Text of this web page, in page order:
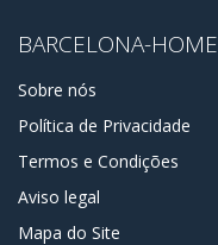
BARCELONA-HOME
Sobre nós
Política de Privacidade
Termos e Condições
Aviso legal
Mapa do Site